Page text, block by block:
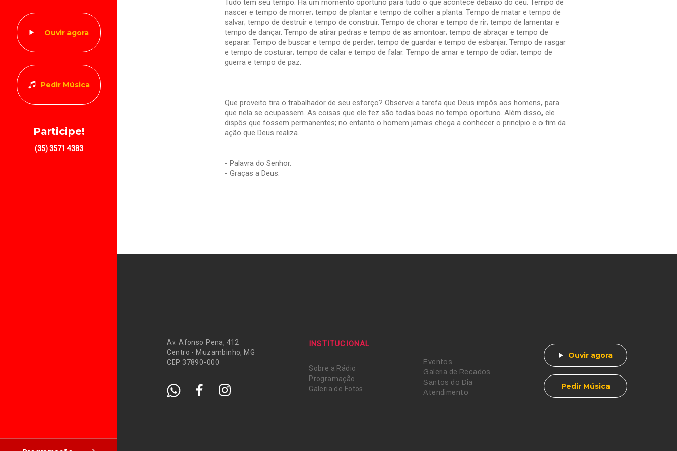
Ouvir agora
Pedir Música
Participe!
(35) 3571 4383
Tudo tem seu tempo. Há um momento oportuno para tudo o que acontece debaixo do céu. Tempo de
nascer e tempo de morrer; tempo de plantar e tempo de colher a planta. Tempo de matar e tempo de
salvar; tempo de destruir e tempo de construir. Tempo de chorar e tempo de rir; tempo de lamentar e
tempo de dançar. Tempo de atirar pedras e tempo de as amontoar; tempo de abraçar e tempo de
separar. Tempo de buscar e tempo de perder; tempo de guardar e tempo de esbanjar. Tempo de rasgar
e tempo de costurar; tempo de calar e tempo de falar. Tempo de amar e tempo de odiar; tempo de
guerra e tempo de paz.
Que proveito tira o trabalhador de seu esforço? Observei a tarefa que Deus impôs aos homens, para
que nela se ocupassem. As coisas que ele fez são todas boas no tempo oportuno. Além disso, ele
dispôs que fossem permanentes; no entanto o homem jamais chega a conhecer o princípio e o fim da
ação que Deus realiza.
- Palavra do Senhor.
- Graças a Deus.
Av. Afonso Pena, 412
Centro - Muzambinho, MG
CEP 37890-000
INSTITUCIONAL
Sobre a Rádio
Programação
Galeria de Fotos
Eventos
Galeria de Recados
Santos do Dia
Atendimento
Ouvir agora
Pedir Música